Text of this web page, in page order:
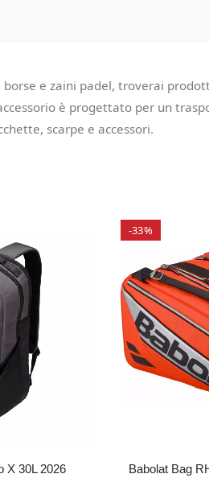
borse e zaini padel, troverai
è progettato per un
scarpe e accessori.
X 30L 2026
-33%
Babolat Bag